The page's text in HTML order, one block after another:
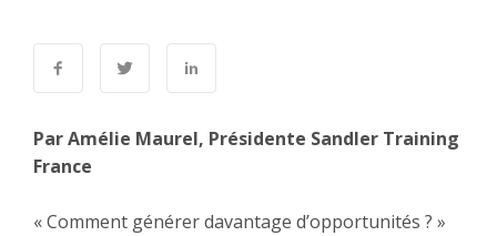
Par Amélie Maurel, Présidente Sandler Training
France
« Comment générer davantage d’opportunités ? »